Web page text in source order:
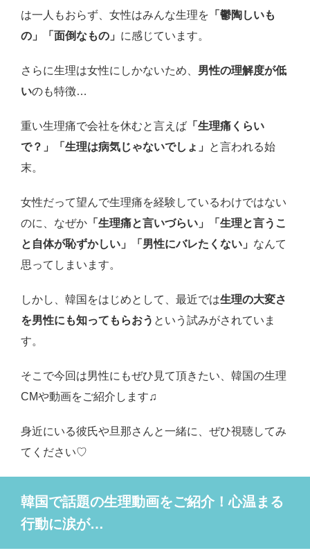
は一人もおらず、女性はみんな生理を 「鬱陶しいも
の」「面倒なもの」 に感じています。
さらに生理は女性にしかないため、 男性の理解度が低
いのも特徴…
重い生理痛で会社を休むと言えば 「生理痛くらい
で？」「生理は病気じゃないでしょ」
と言われる始
末。
女性だって望んで生理痛を経験しているわけではない
のに、なぜか 「生理痛と言いづらい」「生理と言うこ
と自体が恥ずかしい」「男性にバレたくない」 なんて
思ってしまいます。
しかし、韓国をはじめとして、最近では生理の大変さ
を男性にも知ってもらおう という試みがされていま
す。
そこで今回は男性にもぜひ見て頂きたい、韓国の生理
CMや動画をご紹介します♫
身近にいる彼氏や旦那さんと一緒に、ぜひ視聴してみ
てください♡
韓国で話題の生理動画をご紹介！心温まる
行動に涙が…